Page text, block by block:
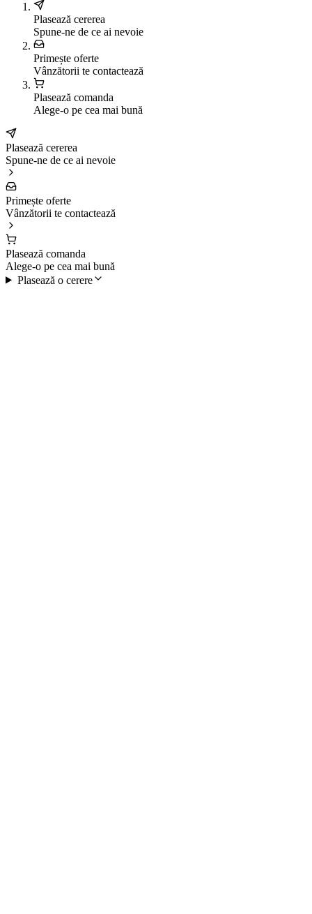
Plasează cererea
Spune-ne de ce ai nevoie
Primește oferte
Vânzătorii te contactează
Plasează comanda
Alege-o pe cea mai bună
Plasează cererea
Spune-ne de ce ai nevoie
Primește oferte
Vânzătorii te contactează
Plasează comanda
Alege-o pe cea mai bună
Plasează o cerere